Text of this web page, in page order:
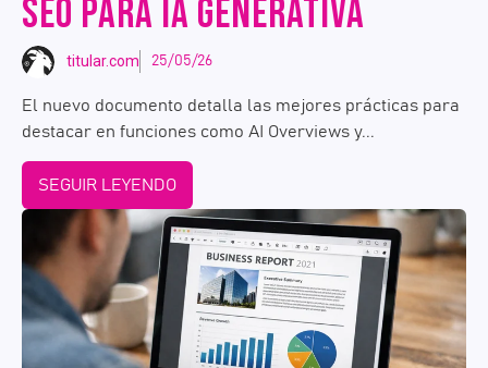
SEO PARA IA GENERATIVA
titular.com 25/05/26
El nuevo documento detalla las mejores prácticas para
destacar en funciones como AI Overviews y...
SEGUIR LEYENDO